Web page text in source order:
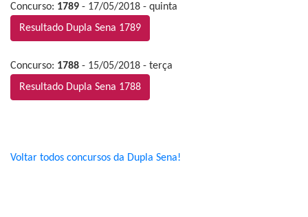
Concurso: 1789 - 17/05/2018 - quinta
Resultado Dupla Sena 1789
Concurso: 1788 - 15/05/2018 - terça
Resultado Dupla Sena 1788
Voltar todos concursos da Dupla Sena!